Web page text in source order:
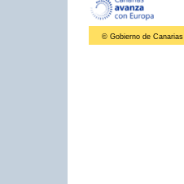
© Gobierno de Canarias